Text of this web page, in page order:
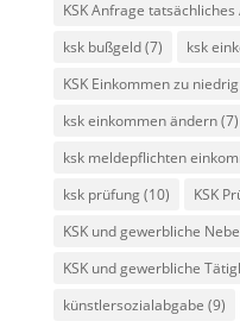
KSK Anfrage
ksk bußgeld(7) ksk
KSK Einkommen zu
ksk einkommen ändern(7)
ksk meldepflichten
ksk prüfung(10) KSK
KSK und gewerbliche
KSK und gewerbliche
künstlersozialabgabe (9)